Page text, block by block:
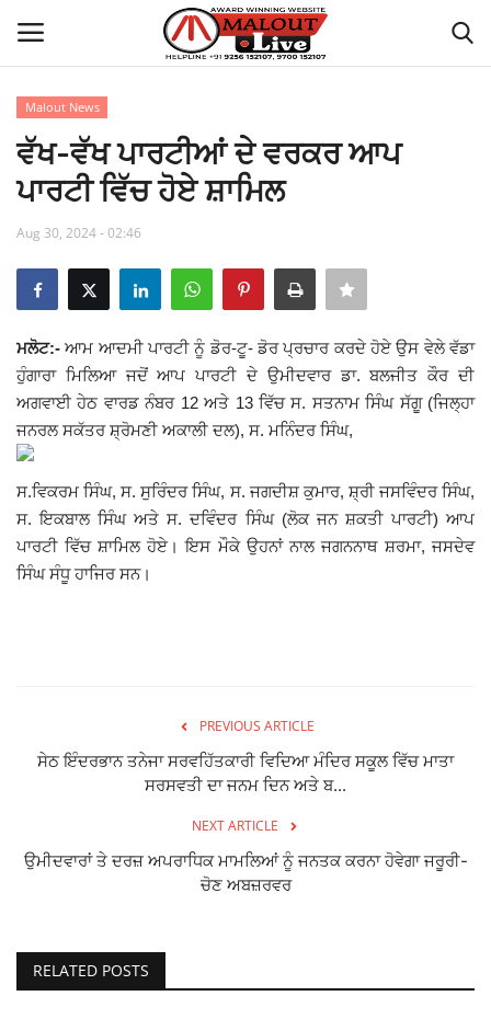
Home
How to Reach Malout
Privacy Policy
Malout News
Giddarbaha
Railway Time Table
Punjab
Important
Malout News
ਵੱਖ-ਵੱਖ ਪਾਰਟੀਆਂ ਦੇ ਵਰਕਰ ਆਪ
ਪਾਰਟੀ ਵਿੱਚ ਹੋਏ ਸ਼ਾਮਿਲ
Aug 30, 2024 - 02:46
ਮਲੋਟ:-ਆਮ ਆਦਮੀ ਪਾਰਟੀ ਨੂੰ ਡੋਰ-ਟੂ- ਡੋਰ ਪ੍ਰਚਾਰ ਕਰਦੇ ਹੋਏ ਉਸ ਵੇਲੇ ਵੱਡਾ
ਹੁੰਗਾਰਾ ਮਿਲਿਆ ਜਦੋਂ ਆਪ ਪਾਰਟੀ ਦੇ ਉਮੀਦਵਾਰ ਡਾ. ਬਲਜੀਤ ਕੌਰ ਦੀ
ਅਗਵਾਈ ਹੇਠ ਵਾਰਡ ਨੰਬਰ 12 ਅਤੇ 13 ਵਿੱਚ ਸ. ਸਤਨਾਮ ਸਿੰਘ ਸੱਗੂ (ਜਿਲ੍ਹਾ
ਜਨਰਲ ਸਕੱਤਰ ਸ਼੍ਰੋਮਣੀ ਅਕਾਲੀ ਦਲ), ਸ. ਮਨਿੰਦਰ ਸਿੰਘ,
ਸ.ਵਿਕਰਮ ਸਿੰਘ, ਸ. ਸੁਰਿੰਦਰ ਸਿੰਘ, ਸ. ਜਗਦੀਸ਼ ਕੁਮਾਰ, ਸ਼੍ਰੀ ਜਸਵਿੰਦਰ ਸਿੰਘ,
ਸ. ਇਕਬਾਲ ਸਿੰਘ ਅਤੇ ਸ. ਦਵਿੰਦਰ ਸਿੰਘ (ਲੋਕ ਜਨ ਸ਼ਕਤੀ ਪਾਰਟੀ) ਆਪ
ਪਾਰਟੀ ਵਿੱਚ ਸ਼ਾਮਿਲ ਹੋਏ। ਇਸ ਮੌਕੇ ਉਹਨਾਂ ਨਾਲ ਜਗਨਨਾਥ ਸ਼ਰਮਾ, ਜਸਦੇਵ
ਸਿੰਘ ਸੰਧੂ ਹਾਜਿਰ ਸਨ।
PREVIOUS ARTICLE
ਸੇਠ ਇੰਦਰਭਾਨ ਤਨੇਜਾ ਸਰਵਹਿੱਤਕਾਰੀ ਵਿਦਿਆ ਮੰਦਿਰ ਸਕੂਲ ਵਿੱਚ ਮਾਤਾ
ਸਰਸਵਤੀ ਦਾ ਜਨਮ ਦਿਨ ਅਤੇ ਬ...
NEXT ARTICLE
ਉਮੀਦਵਾਰਾਂ ਤੇ ਦਰਜ਼ ਅਪਰਾਧਿਕ ਮਾਮਲਿਆਂ ਨੂੰ ਜਨਤਕ ਕਰਨਾ ਹੋਵੇਗਾ ਜਰੂਰੀ-
ਚੋਣ ਅਬਜ਼ਰਵਰ
RELATED POSTS